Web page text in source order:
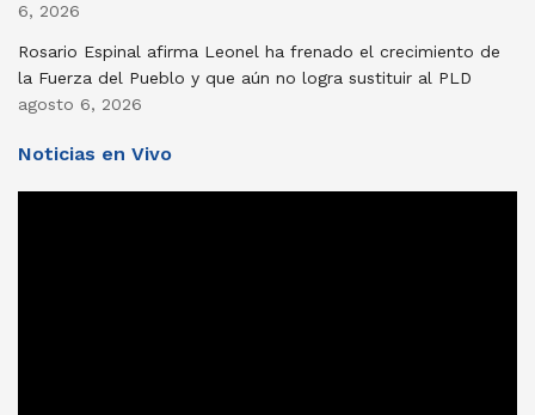
6, 2026
Rosario Espinal afirma Leonel ha frenado el crecimiento de
la Fuerza del Pueblo y que aún no logra sustituir al PLD
agosto 6, 2026
Noticias en Vivo